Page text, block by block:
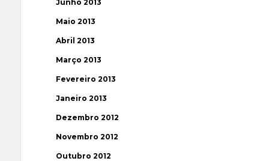
Junho 2013
Maio 2013
Abril 2013
Março 2013
Fevereiro 2013
Janeiro 2013
Dezembro 2012
Novembro 2012
Outubro 2012